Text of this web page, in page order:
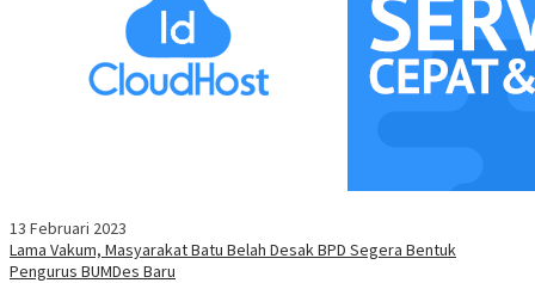
13 Februari 2023
Lama Vakum, Masyarakat Batu Belah Desak BPD Segera Bentuk
Pengurus BUMDes Baru